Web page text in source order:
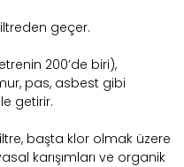
geçer.
200’de biri),
pas, asbest gibi
getirir.
başta klor olmak üzere
karışımları ve organik